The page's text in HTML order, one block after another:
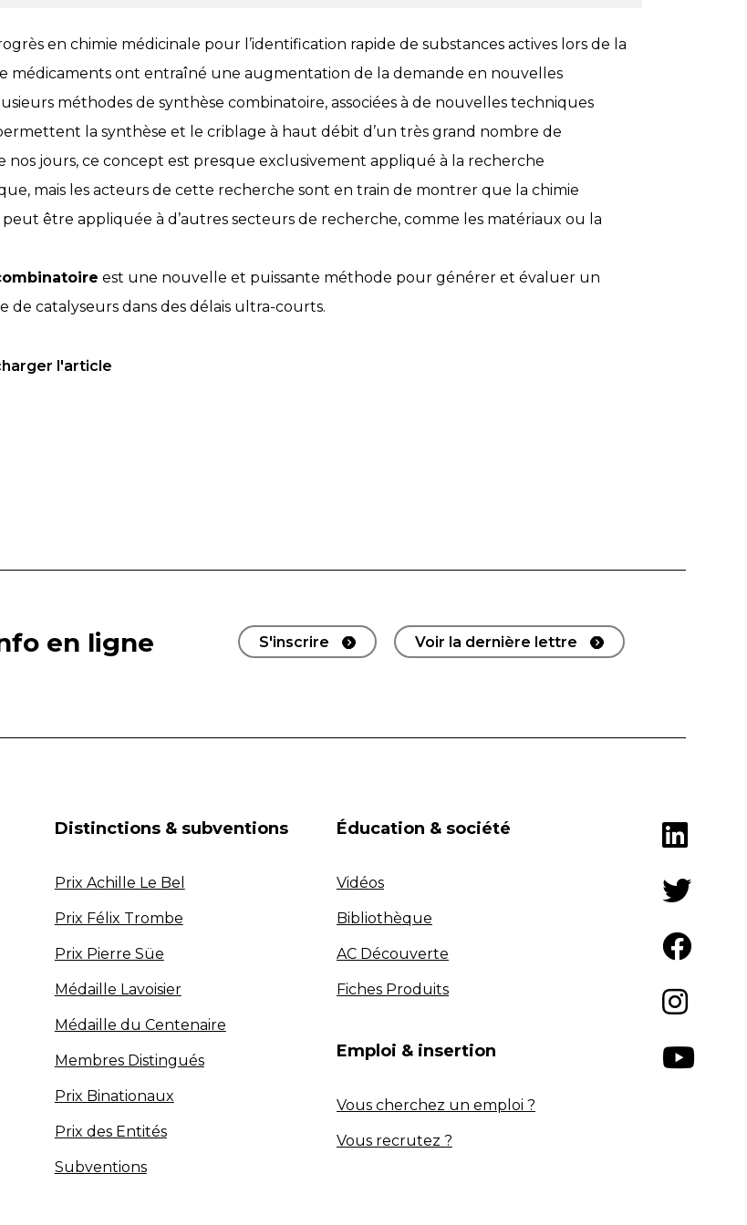
en chimie médicinale pour l’identification rapide de substances actives lors de la
médicaments ont entraîné une augmentation de la demande en nouvelles
méthodes de synthèse combinatoire, associées à de nouvelles techniques
la synthèse et le criblage à haut débit d’un très grand nombre de
nos jours, ce concept est presque exclusivement appliqué à la recherche
mais les acteurs de cette recherche sont en train de montrer que la chimie
être appliquée à d’autres secteurs de recherche, comme les matériaux ou la
est une nouvelle et puissante méthode pour générer et évaluer un
de catalyseurs dans des délais ultra-courts.
l'article
en ligne S'inscrire Voir la dernière lettre
Distinctions & subventions
Prix Achille Le Bel
Prix Félix Trombe
Prix Pierre Süe
Médaille Lavoisier
Médaille du Centenaire
Membres Distingués
Prix Binationaux
Prix des Entités
Subventions
Éducation & société
Vidéos
Bibliothèque
AC Découverte
Fiches Produits
Emploi & insertion
Vous cherchez un emploi ?
Vous recrutez ?